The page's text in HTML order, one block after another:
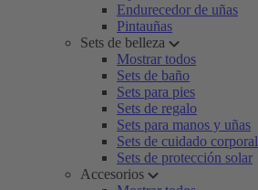
Endurecedor de uñas
Pintauñas
Sets de belleza
Mostrar todos
Sets de baño
Sets para pies
Sets de regalo
Sets para manos y uñas
Sets de cuidado corporal
Sets de protección solar
Accesorios